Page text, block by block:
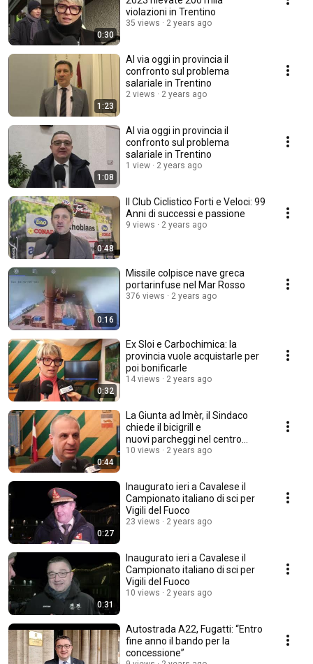
0:30
violazioni in Trentino
35 views 2 years ago
1:23
Al via oggi in provincia il
confronto sul problema
salariale in Trentino
2 views 2 years ago
1:08
Al via oggi in provincia il
confronto sul problema
salariale in Trentino
1 view 2 years ago
0:48
Il Club Ciclistico Forti e Veloci: 99
Anni di successi e passione
9 views 2 years ago
0:16
Missile colpisce nave greca
portarinfuse nel Mar Rosso
376 views 2 years ago
0:32
Ex Sloi e Carbochimica: la
provincia vuole acquistarle per
poi bonificarle
14 views 2 years ago
0:44
La Giunta ad Imèr, il Sindaco
chiede il bicigrill e
nuovi parcheggi nel centro
storico
10 views 2 years ago
0:27
Inaugurato ieri a Cavalese il
Campionato italiano di sci per
Vigili del Fuoco
23 views 2 years ago
0:31
Inaugurato ieri a Cavalese il
Campionato italiano di sci per
Vigili del Fuoco
10 views 2 years ago
Autostrada A22, Fugatti: “Entro
fine anno il bando per la
concessione”